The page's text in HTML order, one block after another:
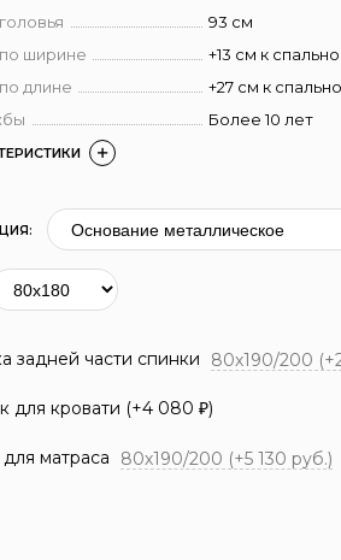
93 см
ширине
+13 см к
длине
+27 см к
Более 10 лет
задней части спинки 80х190/200
для кровати (+4 080₽)
матраса 80х190/200 (+5 130 руб.)